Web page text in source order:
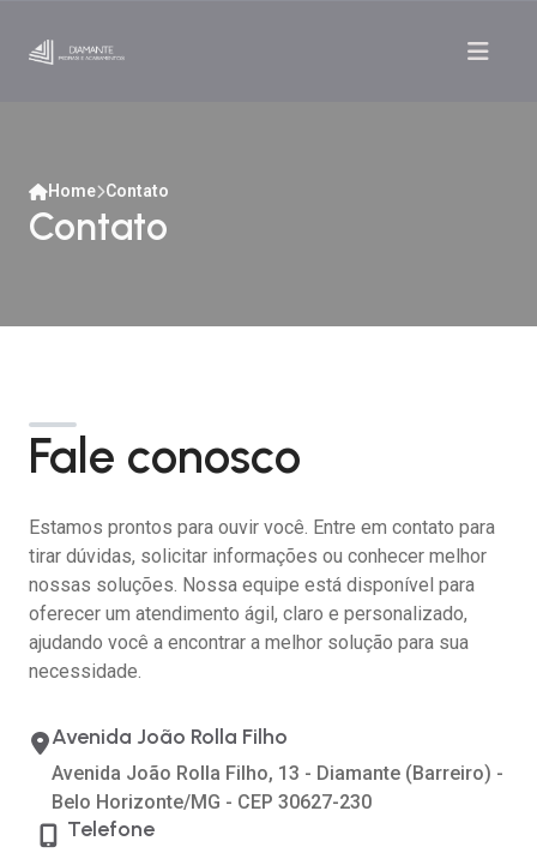
Home Contato
Contato
Fale conosco
Estamos prontos para ouvir você. Entre em contato para
tirar dúvidas, solicitar informações ou conhecer melhor
nossas soluções. Nossa equipe está disponível para
oferecer um atendimento ágil, claro e personalizado,
ajudando você a encontrar a melhor solução para sua
necessidade.
Avenida João Rolla Filho
Avenida João Rolla Filho, 13 - Diamante (Barreiro) -
Belo Horizonte/MG - CEP 30627-230
Telefone